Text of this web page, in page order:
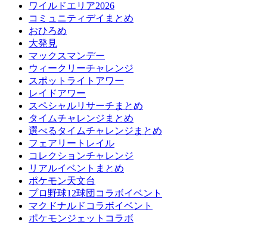
ワイルドエリア2026
コミュニティデイまとめ
おひろめ
大発見
マックスマンデー
ウィークリーチャレンジ
スポットライトアワー
レイドアワー
スペシャルリサーチまとめ
タイムチャレンジまとめ
選べるタイムチャレンジまとめ
フェアリートレイル
コレクションチャレンジ
リアルイベントまとめ
ポケモン天文台
プロ野球12球団コラボイベント
マクドナルドコラボイベント
ポケモンジェットコラボ